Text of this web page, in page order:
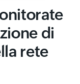
di
rete